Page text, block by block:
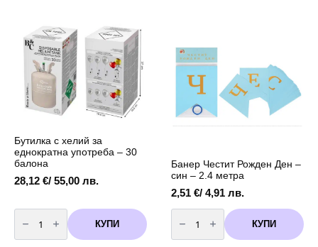
употреба
балона
50
балона
Бутилка с хелий за
еднократна употреба – 30
балона
28,12 €/ 55,00 лв.
количество
за
Бутилка
с
КУПИ
Банер Честит Рожден Ден –
син – 2.4 метра
2,51 €/ 4,91 лв.
количество
за
Банер
Честит
КУПИ